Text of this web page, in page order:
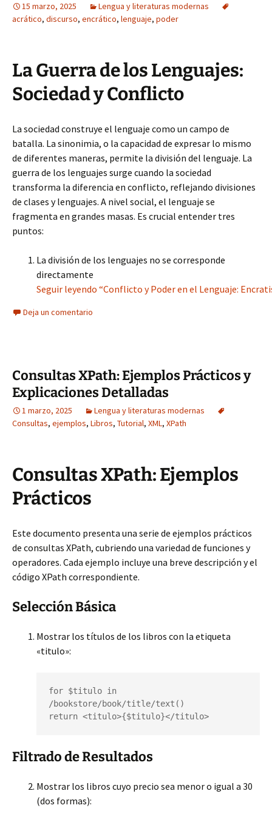
15 marzo, 2025
Lengua y literaturas modernas
acrático, discurso, encrático, lenguaje, poder
La Guerra de los Lenguajes:
Sociedad y Conflicto
La sociedad construye el lenguaje como un campo de
batalla. La sinonimia, o la capacidad de expresar lo mismo
de diferentes maneras, permite la división del lenguaje. La
guerra de los lenguajes surge cuando la sociedad
transforma la diferencia en conflicto, reflejando divisiones
de clases y lenguajes. A nivel social, el lenguaje se
fragmenta en grandes masas. Es crucial entender tres
puntos:
La división de los lenguajes no se corresponde
directamente
Seguir leyendo “Conflicto y Poder en el Lenguaje:
Deja un comentario
Consultas XPath: Ejemplos Prácticos y
Explicaciones Detalladas
1 marzo, 2025
Lengua y literaturas modernas
Consultas, ejemplos, Libros, Tutorial, XML, XPath
Consultas XPath: Ejemplos
Prácticos
Este documento presenta una serie de ejemplos prácticos
de consultas XPath, cubriendo una variedad de funciones y
operadores. Cada ejemplo incluye una breve descripción y el
código XPath correspondiente.
Selección Básica
Mostrar los títulos de los libros con la etiqueta
«titulo»:
for $titulo in
/bookstore/book/title/text()
return <titulo>{$titulo}</titulo>
Filtrado de Resultados
Mostrar los libros cuyo precio sea menor o igual a 30
(dos formas):